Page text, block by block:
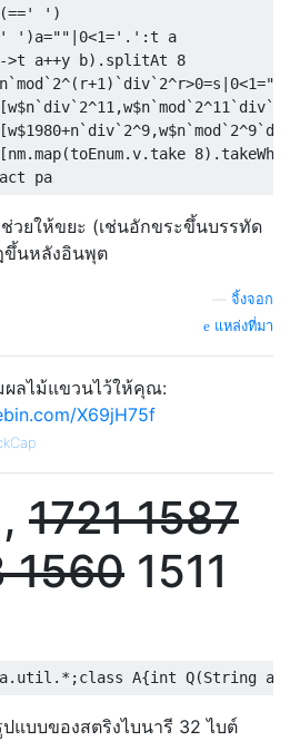
')
')a=""|0<1='.':t a
>t a++y b).splitAt 8
วยให้ขยะ (เช่นอักขระขึ้นบรรทัด
ขึ้นหลังอินพุต
จิ้งจอก
แหล่งที่มา
ผลไม้แขวนไว้ให้คุณ:
X69jH75f
17211587
1560 1511
แบบของสตริงไบนารี 32 ไบต์